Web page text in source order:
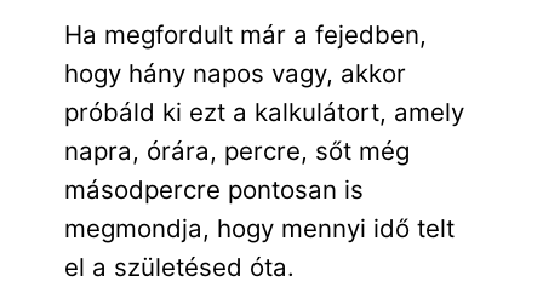
Ha megfordult már a fejedben,
hogy hány napos vagy, akkor
próbáld ki ezt a kalkulátort, amely
napra, órára, percre, sőt még
másodpercre pontosan is
megmondja, hogy mennyi idő telt
el a születésed óta.